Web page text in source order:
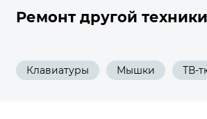
Ремонт другой
Клавиатуры Мышки ТВ-